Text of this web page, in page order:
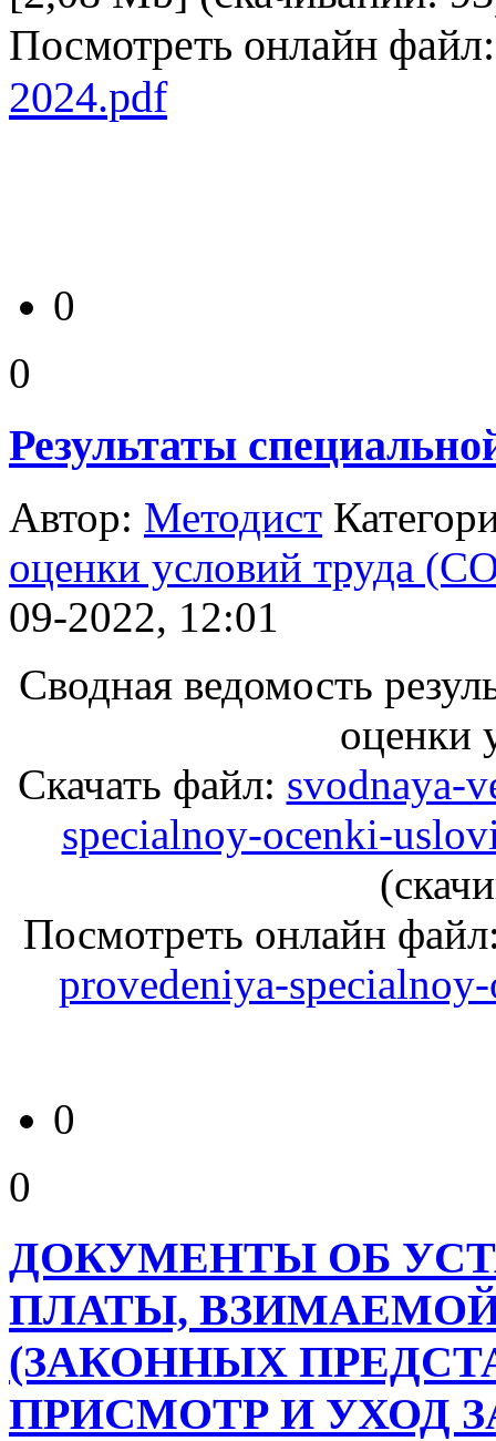
Посмотреть онлайн
2024.pdf
0
0
Результаты
Автор: Методист
оценки условий труда
09-2022, 12:01
Сводная ведомость
оценки
Скачать файл: svodnaya-
specialnoy-ocenki-
Посмотреть онлайн
provedeniya-
0
0
ДОКУМЕНТЫ ОБ
ПЛАТЫ,
(ЗАКОННЫХ
ПРИСМОТР И УХОД